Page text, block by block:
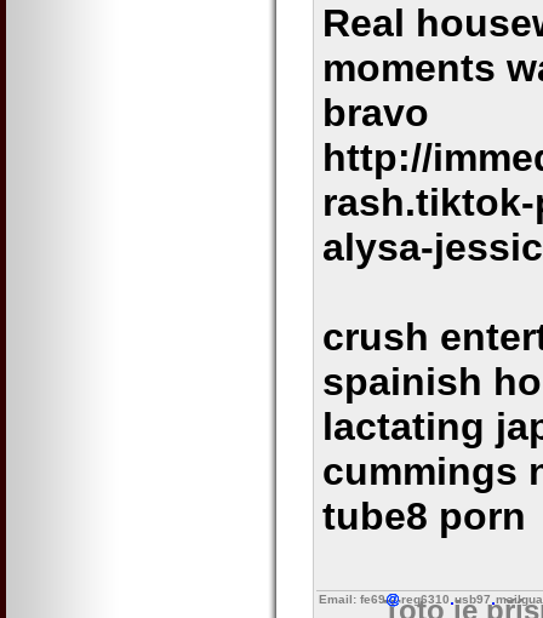
Real
moments
bravo
http://
alysa-
crush
spainish
lactating
cummings
tube8 porn
Email: fe69 reg6310 usb97
Toto je